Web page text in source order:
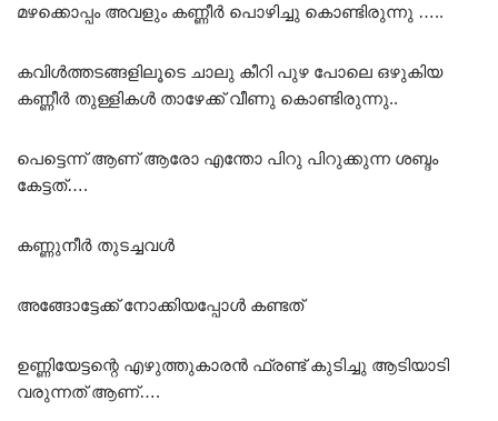
മഴക്കൊപ്പം അവളും കണ്ണീർ പൊഴിച്ചു കൊണ്ടിരുന്നു …..
കവിൾത്തടങ്ങളിലൂടെ ചാലു കീറി പുഴ പോലെ ഒഴുകിയ
കണ്ണീർ തുള്ളികൾ താഴേക്ക് വീണു കൊണ്ടിരുന്നു..
പെട്ടെന്ന് ആണ് ആരോ എന്തോ പിറു പിറുക്കുന്ന ശബ്ദം
കേട്ടത്….
കണ്ണുനീർ തുടച്ചവൾ
അങ്ങോട്ടേക്ക് നോക്കിയപ്പോൾ കണ്ടത്
ഉണ്ണിയേട്ടന്റെ എഴുത്തുകാരൻ ഫ്രണ്ട് കുടിച്ചു ആടിയാടി
വരുന്നത് ആണ്….